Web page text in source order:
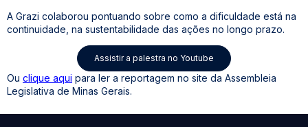
A Grazi colaborou pontuando sobre como a dificuldade está na
continuidade, na sustentabilidade das ações no longo prazo.
Assistir a palestra no Youtube
Ou clique aqui para ler a reportagem no site da Assembleia
Legislativa de Minas Gerais.